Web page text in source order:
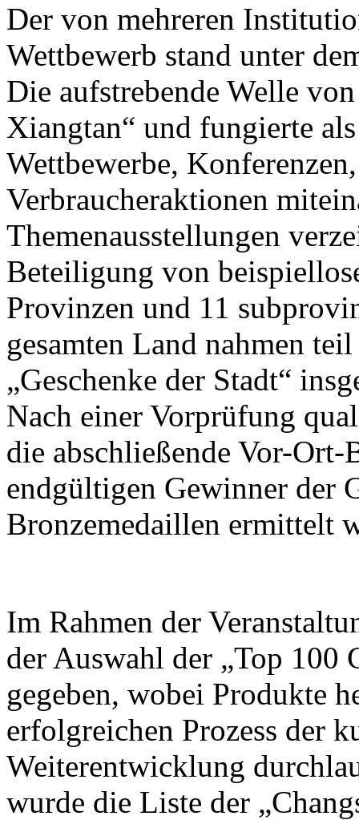
Der von mehreren
Wettbewerb stand unter
Die aufstrebende Welle
Xiangtan“ und fungierte
Wettbewerbe,
Verbraucheraktionen
Themenausstellungen
Beteiligung von
Provinzen und 11
gesamten Land nahmen
„Geschenke der Stadt“
Nach einer Vorprüfung
die abschließende Vor-
endgültigen Gewinner der
Bronzemedaillen ermittelt
Im Rahmen der
der Auswahl der „Top 100
gegeben, wobei Produkte
erfolgreichen Prozess der
Weiterentwicklung
wurde die Liste der